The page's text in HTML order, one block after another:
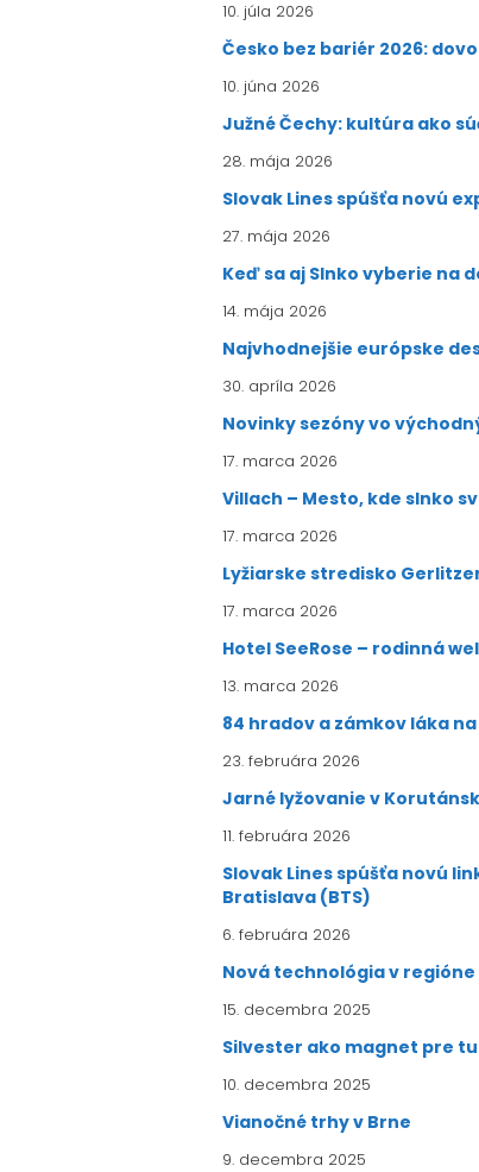
10. júla 2026
Česko bez bariér 2026:
10. júna 2026
Južné Čechy: kultúra ako
28. mája 2026
Slovak Lines spúšťa novú
27. mája 2026
Keď sa aj Slnko vyberie na
14. mája 2026
Najvhodnejšie európske
30. apríla 2026
Novinky sezóny vo
17. marca 2026
Villach – Mesto, kde slnko
17. marca 2026
Lyžiarske stredisko
17. marca 2026
Hotel SeeRose – rodinná
13. marca 2026
84 hradov a zámkov láka
23. februára 2026
Jarné lyžovanie v
11. februára 2026
Slovak Lines spúšťa novú
Bratislava (BTS)
6. februára 2026
Nová technológia v regióne
15. decembra 2025
Silvester ako magnet pre
10. decembra 2025
Vianočné trhy v Brne
9. decembra 2025